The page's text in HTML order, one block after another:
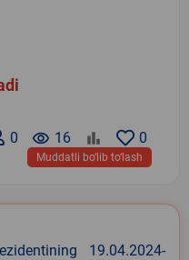
0
remove_red_eye 16
0
Muddatli bo‘lib to‘lash
19.04.2024-